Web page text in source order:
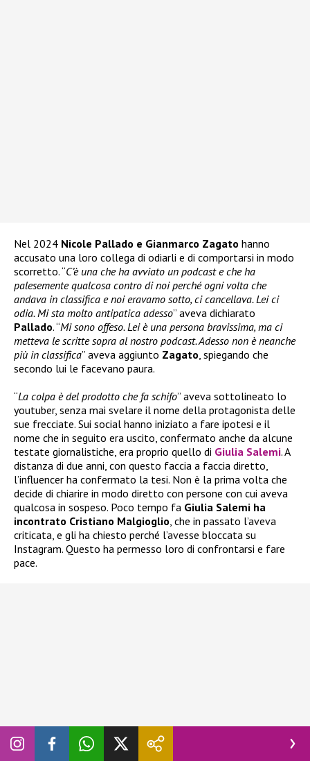
Nel 2024 Nicole Pallado e Gianmarco Zagato hanno
accusato una loro collega di odiarli e di comportarsi in modo
scorretto. “C’è una che ha avviato un podcast e che ha
palesemente qualcosa contro di noi perché ogni volta che
andava in classifica e noi eravamo sotto, ci cancellava. Lei ci
odia. Mi sta molto antipatica adesso” aveva dichiarato
Pallado. “Mi sono offeso. Lei è una persona bravissima, ma ci
metteva le scritte sopra al nostro podcast. Adesso non è neanche
più in classifica” aveva aggiunto Zagato, spiegando che
secondo lui le facevano paura.
“La colpa è del prodotto che fa schifo” aveva sottolineato lo
youtuber, senza mai svelare il nome della protagonista delle
sue frecciate. Sui social hanno iniziato a fare ipotesi e il
nome che in seguito era uscito, confermato anche da alcune
testate giornalistiche, era proprio quello di Giulia Salemi. A
distanza di due anni, con questo faccia a faccia diretto,
l’influencer ha confermato la tesi. Non è la prima volta che
decide di chiarire in modo diretto con persone con cui aveva
qualcosa in sospeso. Poco tempo fa Giulia Salemi ha
incontrato Cristiano Malgioglio, che in passato l’aveva
criticata, e gli ha chiesto perché l’avesse bloccata su
Instagram. Questo ha permesso loro di confrontarsi e fare
pace.